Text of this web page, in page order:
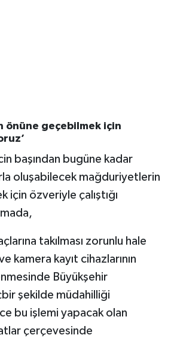
önüne geçebilmek için
başından bugüne kadar
oluşabilecek mağduriyetlerin
için özveriyle çalıştığı
takılması zorunlu hale
kamera kayıt cihazlarının
Büyükşehir
şekilde müdahilliği
bu işlemi yapacak olan
çerçevesinde